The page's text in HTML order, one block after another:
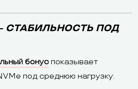
СТАБИЛЬНОСТЬ ПОД
бонус показывает
под среднюю нагрузку.